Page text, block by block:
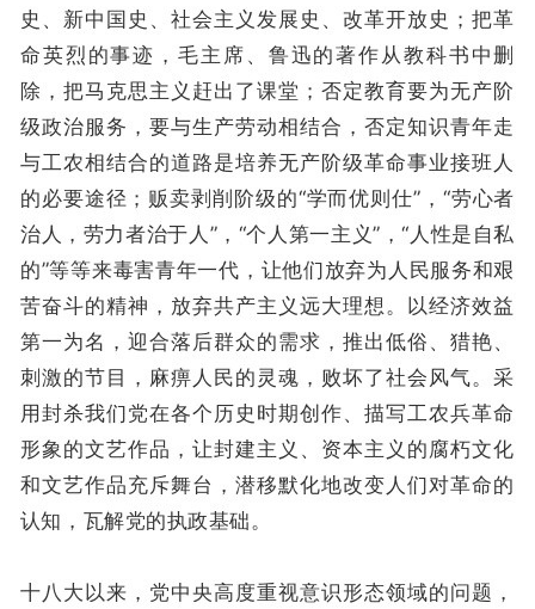
史、新中国史、社会主义发展史、改革开放史；把革
命英烈的事迹，毛主席、鲁迅的著作从教科书中删
除，把马克思主义赶出了课堂；否定教育要为无产阶
级政治服务，要与生产劳动相结合，否定知识青年走
与工农相结合的道路是培养无产阶级革命事业接班人
的必要途径；贩卖剥削阶级的“学而优则仕”，“劳心者
治人，劳力者治于人”，“个人第一主义”，“人性是自私
的”等等来毒害青年一代，让他们放弃为人民服务和艰
苦奋斗的精神，放弃共产主义远大理想。以经济效益
第一为名，迎合落后群众的需求，推出低俗、猎艳、
刺激的节目，麻痹人民的灵魂，败坏了社会风气。采
用封杀我们党在各个历史时期创作、描写工农兵革命
形象的文艺作品，让封建主义、资本主义的腐朽文化
和文艺作品充斥舞台，潜移默化地改变人们对革命的
认知，瓦解党的执政基础。
十八大以来，党中央高度重视意识形态领域的问题，